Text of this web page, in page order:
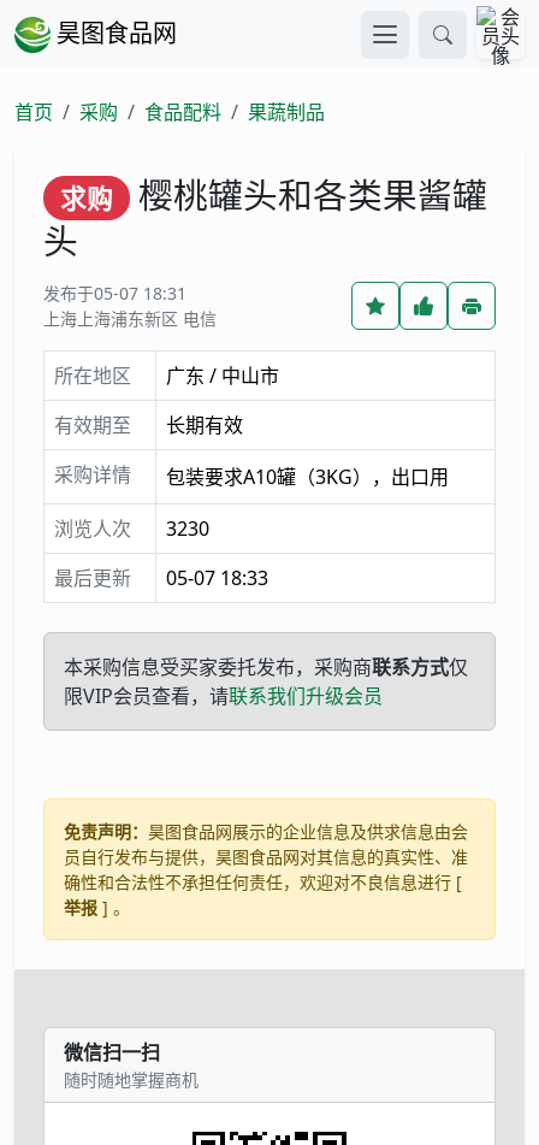
昊图食品网
首页 采购 食品配料 果蔬制品
求购
樱桃罐头和各类果酱罐
头
发布于05-07 18:31
上海上海浦东新区 电信
所在地区
广东 / 中山市
有效期至
长期有效
采购详情
包装要求A10罐（3KG），出口用
浏览人次
3230
最后更新
05-07 18:33
本采购信息受买家委托发布，采购商联系方式仅
限VIP会员查看，请联系我们升级会员
免责声明： 昊图食品网展示的企业信息及供求信息由会
员自行发布与提供，昊图食品网对其信息的真实性、准
确性和合法性不承担任何责任，欢迎对不良信息进行 [
举报 ] 。
微信扫一扫
随时随地掌握商机